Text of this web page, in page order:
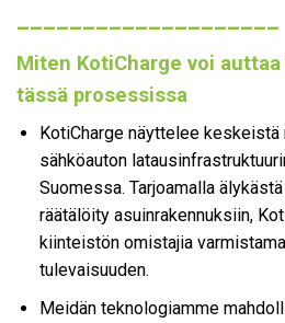
Miten KotiCharge voi
tässä prosessissa
KotiCharge näyttelee keskeistä
sähköauton
Suomessa. Tarjoamalla
räätälöity asuinrakennuksiin,
kiinteistön omistajia
tulevaisuuden.
Meidän teknologiamme